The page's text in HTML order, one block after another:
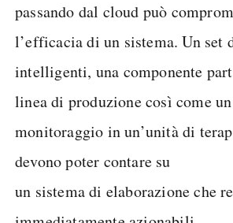
passando dal cloud può
l’efficacia di un sistema. Un set
intelligenti, una componente
linea di produzione così come
monitoraggio in un’unità di
devono poter contare su
un sistema di elaborazione che